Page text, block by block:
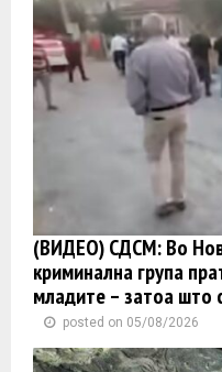
(ВИДЕО) СДСМ: Во
криминална група
младите – затоа што
posted on 05/08/2026